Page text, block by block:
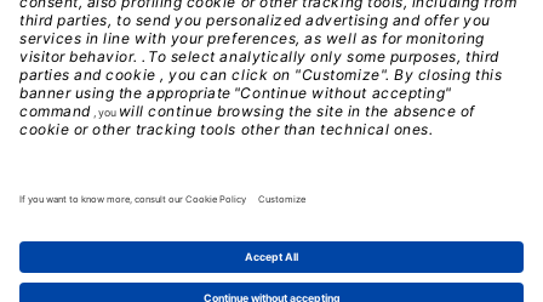
Privacy
Gestione Cookie